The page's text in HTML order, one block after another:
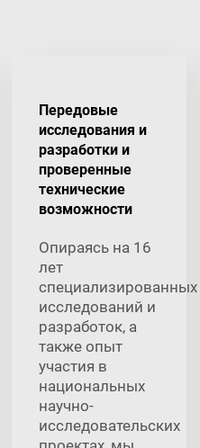
Передовые
исследования и
разработки и
проверенные
технические
возможности
Опираясь на 16
лет
специализированных
исследований и
разработок, а
также опыт
участия в
национальных
научно-
исследовательских